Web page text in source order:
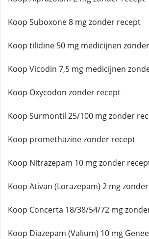
Koop Suboxone 8 mg zonder recept
Koop tilidine 50 mg medicijnen
Koop Vicodin 7,5 mg medicijnen
Koop Oxycodon zonder recept
Koop Surmontil 25/100 mg zonder
Koop promethazine zonder recept
Koop Nitrazepam 10 mg zonder
Koop Ativan (Lorazepam) 2 mg
Koop Concerta 18/38/54/72 mg
Koop Diazepam (Valium) 10 mg